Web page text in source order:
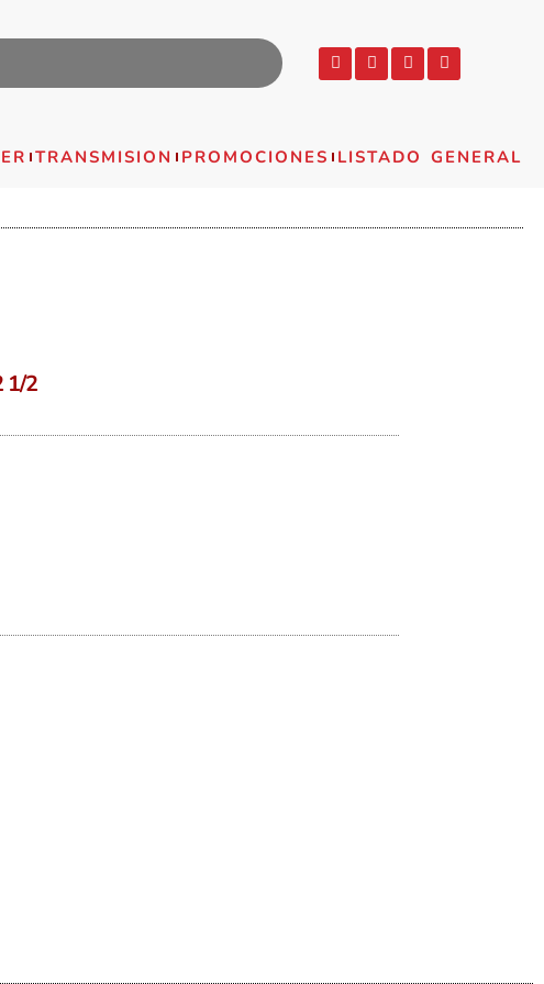
TRANSMISION PROMOCIONES LISTADO GENERAL
1/2